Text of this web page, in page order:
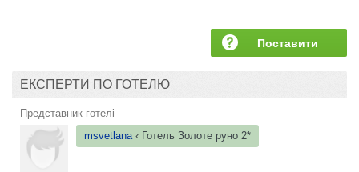
Поставити
ЕКСПЕРТИ ПО ГОТЕЛЮ
Представник готелі
msvetlana ‹ Готель Золоте руно 2*